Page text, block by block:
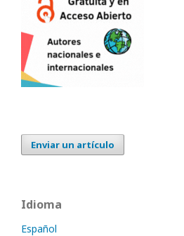
Enviar un artículo
Idioma
Español